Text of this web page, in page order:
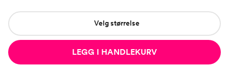
Velg størrelse
LEGG I HANDLEKURV